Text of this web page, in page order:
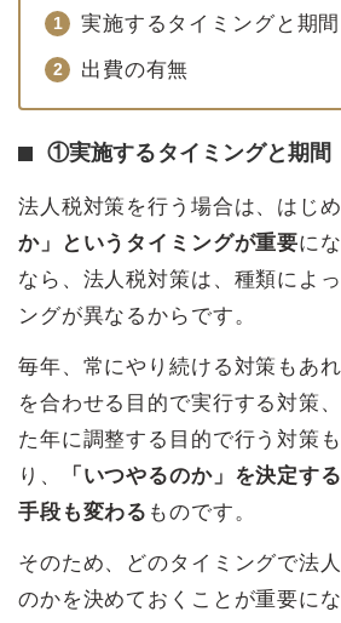
実施するタイミングと期間
出費の有無
①実施するタイミングと期間
法人税対策を行う場合は、はじ
か」というタイミングが重要に
なら、法人税対策は、種類によ
ングが異なるからです。
毎年、常にやり続ける対策もあ
を合わせる目的で実行する対策
た年に調整する目的で行う対策
り、
「いつやるのか」を決定す
手段も変わる ものです。
そのため、どのタイミングで法
のかを決めておくことが重要に